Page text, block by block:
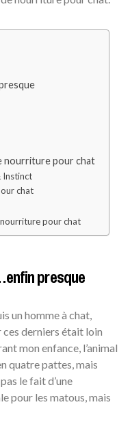
nourriture pour chat
Instinct
chat
pour chat
presque
un homme à chat,
derniers était loin
mon enfance, l’animal
quatre pattes, mais
le fait d’une
pour les matous, mais